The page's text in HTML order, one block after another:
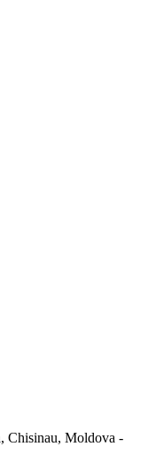
Chisinau, Moldova -